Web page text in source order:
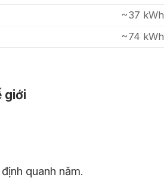
~37 kWh
~74 kWh
giới
quanh năm.